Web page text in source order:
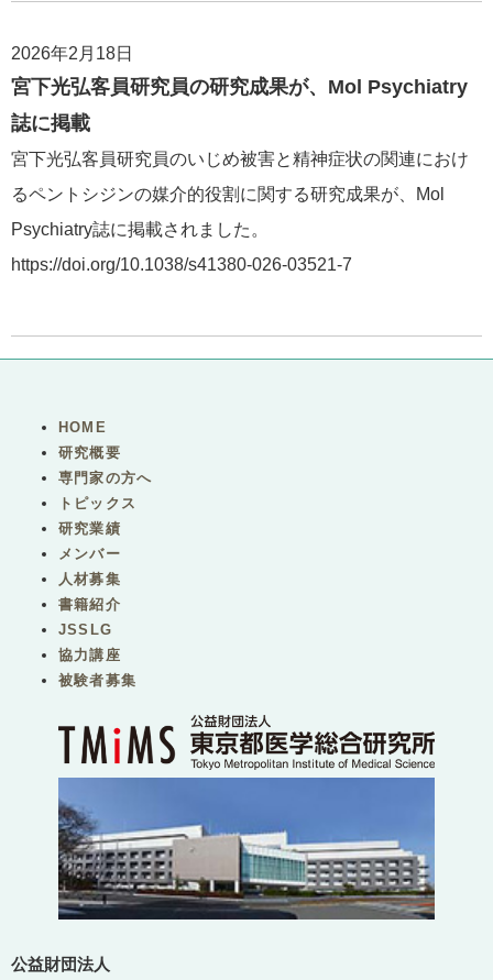
2026年2月18日
宮下光弘客員研究員の研究成果が、Mol Psychiatry
誌に掲載
宮下光弘客員研究員のいじめ被害と精神症状の関連におけ
るペントシジンの媒介的役割に関する研究成果が、Mol
Psychiatry誌に掲載されました。
https://doi.org/10.1038/s41380-026-03521-7
HOME
研究概要
専門家の方へ
トピックス
研究業績
メンバー
人材募集
書籍紹介
JSSLG
協力講座
被験者募集
公益財団法人